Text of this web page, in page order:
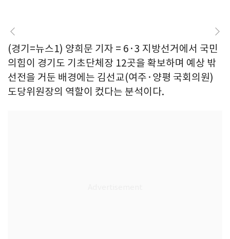
(경기=뉴스1) 양희문 기자 = 6·3 지방선거에서 국민
의힘이 경기도 기초단체장 12곳을 확보하며 예상 밖
선전을 거둔 배경에는 김선교(여주·양평 국회의원)
도당위원장의 역할이 컸다는 분석이다.